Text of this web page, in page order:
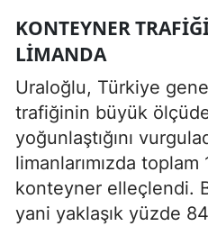
KONTEYNER
LIMANDA
Uraloğlu, Türkiye
trafiğinin büyük
yoğunlaştığını
limanlarımızda
konteyner elleçlendi.
yani yaklaşık yüzde